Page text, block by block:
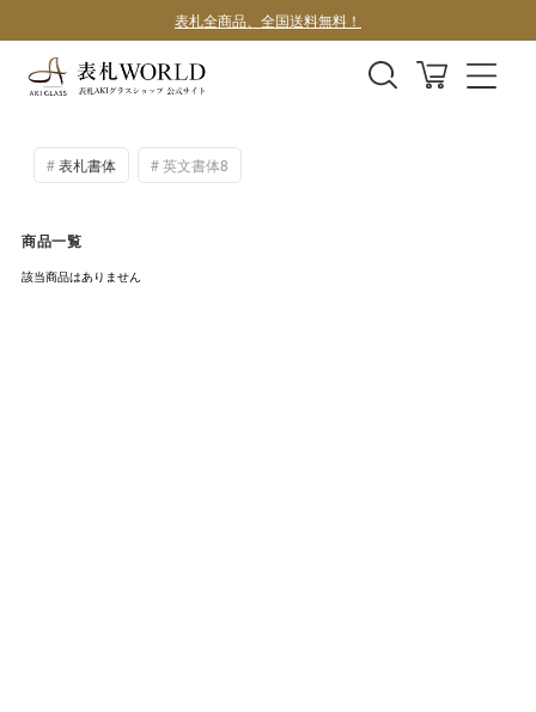
表札全商品、全国送料無料！
デザインサンプル1案100円
表札書体 英文書体8
商品一覧
該当商品はありません